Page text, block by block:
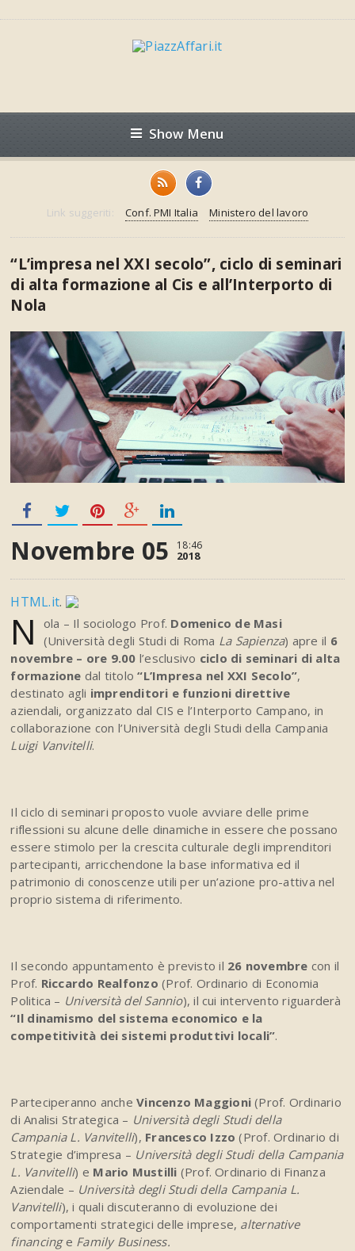
Show Menu
Link suggeriti: Conf. PMI Italia Ministero del lavoro
“L’impresa nel XXI secolo”, ciclo di seminari
di alta formazione al Cis e all’Interporto di
Nola
Novembre 05 18:46
2018
HTML.it.
N ola – Il sociologo Prof. Domenico de Masi
(Università degli Studi di Roma La Sapienza) apre il 6
novembre – ore 9.00 l’esclusivo ciclo di seminari di alta
formazione dal titolo“L’Impresa nel XXI Secolo”,
destinato agli imprenditori e funzioni direttive
aziendali, organizzato dal CIS e l’Interporto Campano, in
collaborazione con l’Università degli Studi della Campania
Luigi Vanvitelli.
Il ciclo di seminari proposto vuole avviare delle prime
riflessioni su alcune delle dinamiche in essere che possano
essere stimolo per la crescita culturale degli imprenditori
partecipanti, arricchendone la base informativa ed il
patrimonio di conoscenze utili per un’azione pro-attiva nel
proprio sistema di riferimento.
Il secondo appuntamento è previsto il 26 novembre con il
Prof. Riccardo Realfonzo (Prof. Ordinario di Economia
Politica – Università del Sannio), il cui intervento riguarderà
“Il dinamismo del sistema economico e la
competitività dei sistemi produttivi locali”.
Parteciperanno ancheVincenzo Maggioni (Prof. Ordinario
di Analisi Strategica – Università degli Studi della
Campania L. Vanvitelli), Francesco Izzo (Prof. Ordinario di
Strategie d’impresa – Università degli Studi della Campania
L. Vanvitelli) e Mario Mustilli (Prof. Ordinario di Finanza
Aziendale – Università degli Studi della Campania L.
Vanvitelli), i quali discuteranno di evoluzione dei
comportamenti strategici delle imprese, alternative
financinge Family Business.